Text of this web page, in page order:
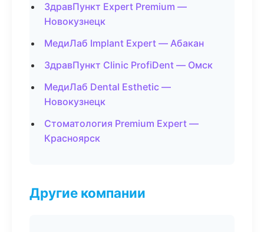
ЗдравПункт Expert Premium —
Новокузнецк
МедиЛаб Implant Expert — Абакан
ЗдравПункт Clinic ProfiDent — Омск
МедиЛаб Dental Esthetic —
Новокузнецк
Стоматология Premium Expert —
Красноярск
Другие компании